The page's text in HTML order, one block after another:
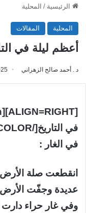
الرئيسية / المحلية
المحلية المقالات
أعظم ليلة في
د . أحمد صالح الزهراني
في التاريخ[/COLOR][/ALIGN]
في الغار :
انقطعت صلة الأرض
عديدة وجفّت الأرض
وفي غار حراء دارت